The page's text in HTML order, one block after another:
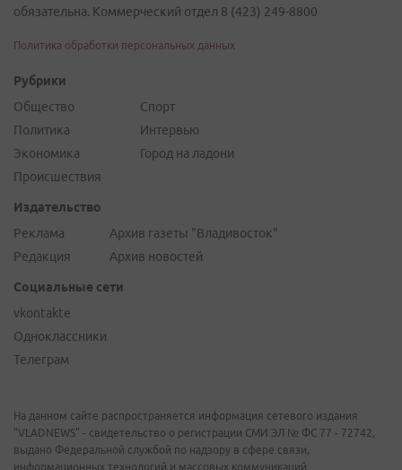
обязательна. Коммерческий отдел 8 (423) 249-8800
Политика обработки персональных данных
Рубрики
Общество
Политика
Экономика
Происшествия
Спорт
Интервью
Город на ладони
Издательство
Реклама
Редакция
Архив газеты "Владивосток"
Архив новостей
Социальные сети
vkontakte
Одноклассники
Телеграм
На данном сайте распространяется информация сетевого издания
"VLADNEWS" - свидетельство о регистрации СМИ ЭЛ № ФС 77 - 72742,
выдано Федеральной службой по надзору в сфере связи,
информационных технологий и массовых коммуникаций